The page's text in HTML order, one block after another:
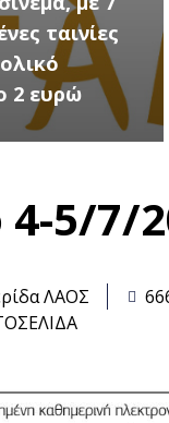
του
την
5/7/
ΛΑΟΣ